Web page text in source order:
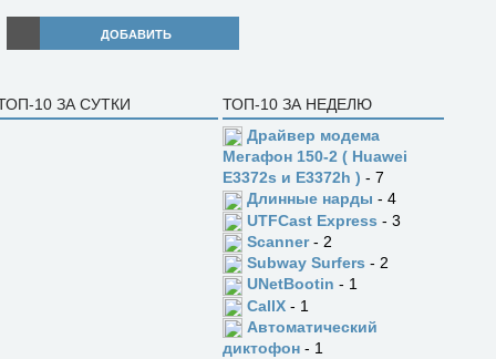
ДОБАВИТЬ
10 ЗА СУТКИ
ТОП-10 ЗА НЕДЕЛЮ
Драйвер модема
Мегафон 150-2 ( Huawei
E3372s и E3372h ) - 7
Длинные нарды - 4
UTFCast Express - 3
Scanner- 2
Subway Surfers - 2
UNetBootin - 1
CallX - 1
Автоматический
диктофон - 1